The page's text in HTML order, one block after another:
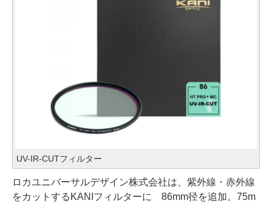
UV-IR-CUTフィルター
ロカユニバーサルデザイン株式会社は、紫外線・赤外線
をカットするKANIフィルターに 86mm径を追加。75m